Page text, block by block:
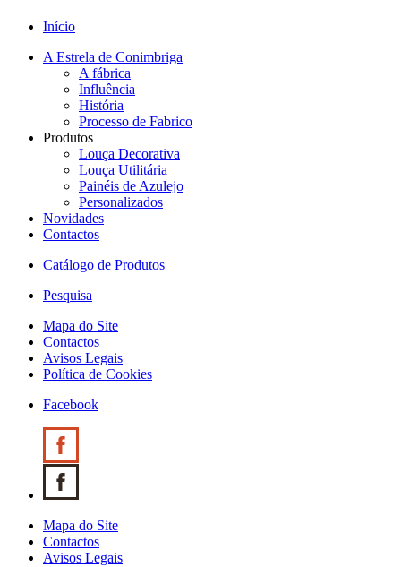
Início
A Estrela de Conimbriga
A fábrica
Influência
História
Processo de Fabrico
Produtos
Louça Decorativa
Louça Utilitária
Painéis de Azulejo
Personalizados
Novidades
Contactos
Catálogo de Produtos
Pesquisa
Mapa do Site
Contactos
Avisos Legais
Política de Cookies
Facebook
Mapa do Site
Contactos
Avisos Legais